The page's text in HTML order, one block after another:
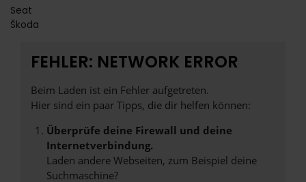
Seat
Škoda
FEHLER: NETWORK ERROR
Beim Laden ist ein Fehler aufgetreten.
Hier sind ein paar Tipps, die dir helfen können:
Überprüfe deine Firewall und deine
Internetverbindung.
Laden andere Webseiten, zum Beispiel deine
Suchmaschine?